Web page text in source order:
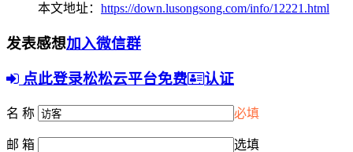
本文地址： https://down.lusongsong.com/info/12221.html
发表感想加入微信群
点此登录松松云平台免费 认证
名 称 必填
邮 箱 选填